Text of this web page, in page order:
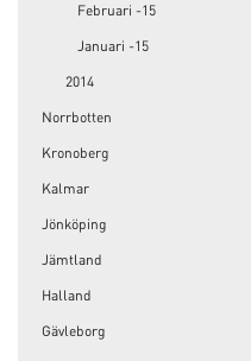
Februari -15
Januari -15
2014
Norrbotten
Kronoberg
Kalmar
Jönköping
Jämtland
Halland
Gävleborg